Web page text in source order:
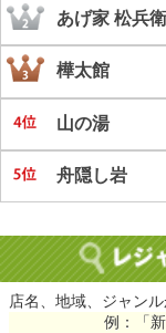
あげ家 松兵衛
樺太館
山の湯
舟隠し岩
店名、地域、ジャン
例：「